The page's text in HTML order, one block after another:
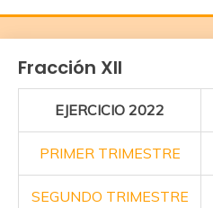
Fracción XII
EJERCICIO 2022
PRIMER TRIMESTRE
SEGUNDO TRIMESTRE